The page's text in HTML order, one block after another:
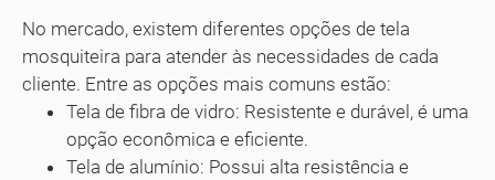
No mercado, existem diferentes opções de tela
mosquiteira para atender às necessidades de cada
cliente. Entre as opções mais comuns estão:
Tela de fibra de vidro: Resistente e durável, é uma
opção econômica e eficiente.
Tela de alumínio: Possui alta resistência e